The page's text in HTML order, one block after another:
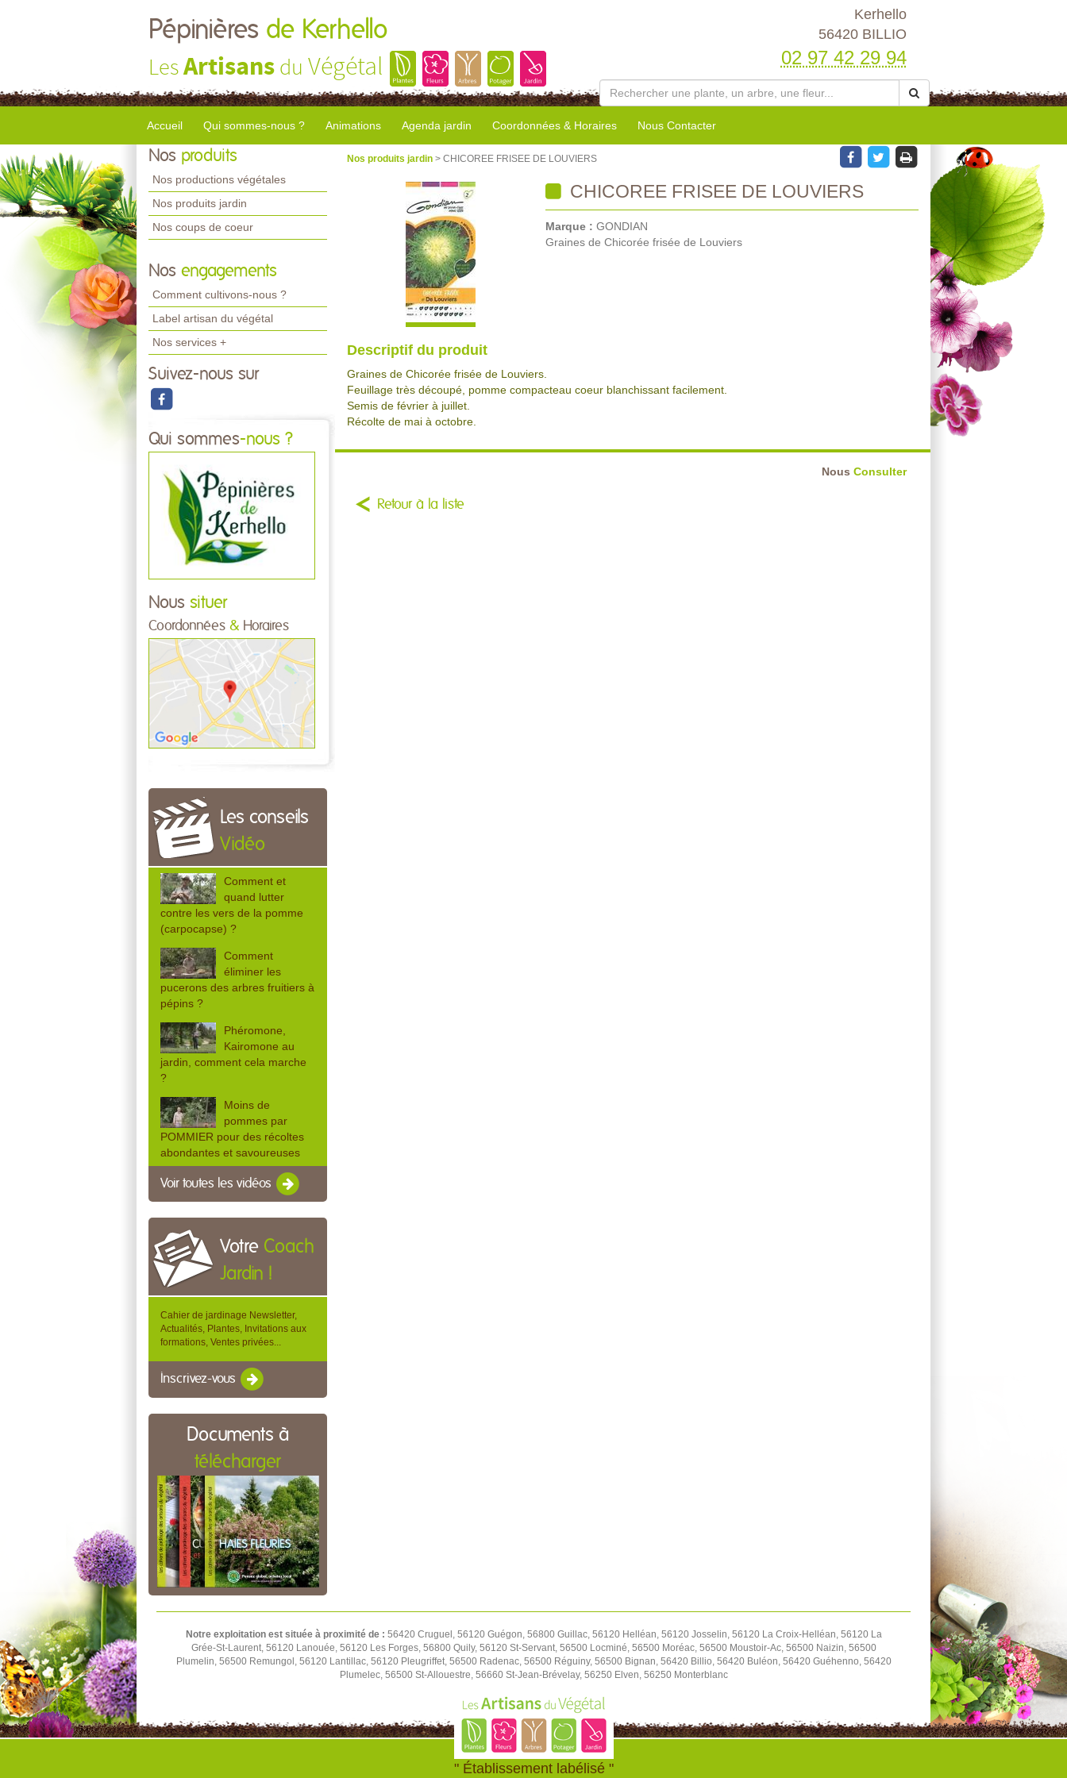
Pépinières de Kerhello
LesArtisans du Végétal
Kerhello
56420 BILLIO
02 97 42 29 94
Accueil Qui sommes-nous ? Animations Agenda jardin Coordonnées & Horaires Nous Contacter
Nos produits
Nos productions végétales
Nos produits jardin
Nos coups de coeur
Nos engagements
Comment cultivons-nous ?
Label artisan du végétal
Nos services +
Suivez-nous sur
Qui sommes-nous ?
Nous situer
Coordonnées & Horaires
Les conseils
Vidéo
Comment et
quand lutter
contre les vers de la pomme
(carpocapse) ?
Comment
éliminer les
pucerons des arbres fruitiers à
pépins ?
Phéromone,
Kairomone au
jardin, comment cela marche
?
Moins de
pommes par
POMMIER pour des récoltes
abondantes et savoureuses
Voir toutes les vidéos
Votre Coach
Jardin !
Cahier de jardinage Newsletter,
Actualités, Plantes, Invitations aux
formations, Ventes privées...
Inscrivez-vous
Documents à
télécharger
Nos produits jardin > CHICOREE FRISEE DE LOUVIERS
CHICOREE FRISEE DE LOUVIERS
Marque : GONDIAN
Graines de Chicorée frisée de Louviers
Descriptif du produit
Graines de Chicorée frisée de Louviers.
Feuillage très découpé, pomme compacteau coeur blanchissant facilement.
Semis de février à juillet.
Récolte de mai à octobre.
Nous Consulter
Retour à la liste
Notre exploitation est située à proximité de : 56420 Cruguel, 56120 Guégon, 56800 Guillac, 56120 Helléan, 56120 Josselin, 56120 La Croix-Helléan, 56120 La
Grée-St-Laurent, 56120 Lanouée, 56120 Les Forges, 56800 Quily, 56120 St-Servant, 56500 Locminé, 56500 Moréac, 56500 Moustoir-Ac, 56500 Naizin, 56500
Plumelin, 56500 Remungol, 56120 Lantillac, 56120 Pleugriffet, 56500 Radenac, 56500 Réguiny, 56500 Bignan, 56420 Billio, 56420 Buléon, 56420 Guéhenno, 56420
Plumelec, 56500 St-Allouestre, 56660 St-Jean-Brévelay, 56250 Elven, 56250 Monterblanc
" Établissement labélisé "